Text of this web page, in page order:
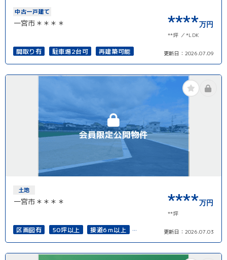
中古一戸建て
一宮市＊＊＊＊ ****万円
**坪 *LDK
間取り有 駐車場2台可 再建築可能 更新日： 2026.07.09
会員限定公開物件
土地
一宮市＊＊＊＊ ****万円
**坪
区画図有 50坪以上
接道6ｍ以上
更新日： 2026.07.03